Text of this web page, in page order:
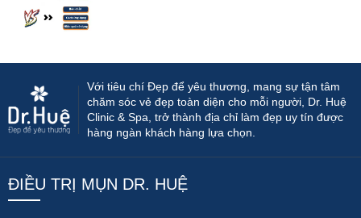
Với tiêu chí Đẹp để yêu thương, mang sự tận tâm
chăm sóc vẻ đẹp toàn diện cho mỗi người, Dr. Huệ
Clinic & Spa, trở thành địa chỉ làm đẹp uy tín được
hàng ngàn khách hàng lựa chọn.
ĐIỀU TRỊ MỤN DR. HUỆ